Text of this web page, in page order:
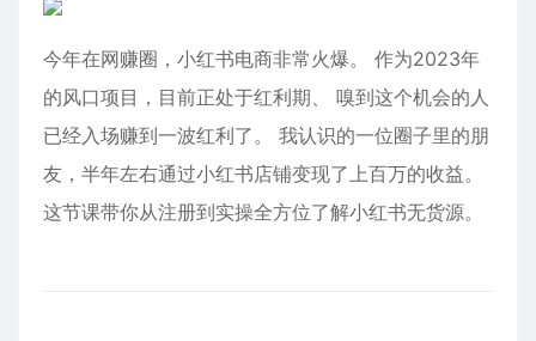
今年在网赚圈，小红书电商非常火爆。 作为2023年
的风口项目，目前正处于红利期、 嗅到这个机会的人
已经入场赚到一波红利了。 我认识的一位圈子里的朋
友，半年左右通过小红书店铺变现了上百万的收益。
这节课带你从注册到实操全方位了解小红书无货源。